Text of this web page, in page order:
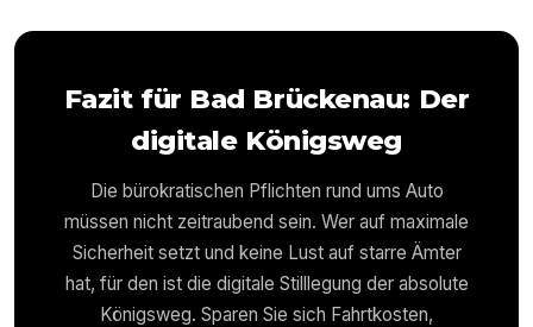
Fazit für Bad Brückenau: Der
digitale Königsweg
Die bürokratischen Pflichten rund ums Auto
müssen nicht zeitraubend sein. Wer auf maximale
Sicherheit setzt und keine Lust auf starre Ämter
hat, für den ist die digitale Stilllegung der absolute
Königsweg. Sparen Sie sich Fahrtkosten,